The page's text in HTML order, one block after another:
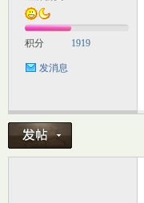
积分 1919
发消息